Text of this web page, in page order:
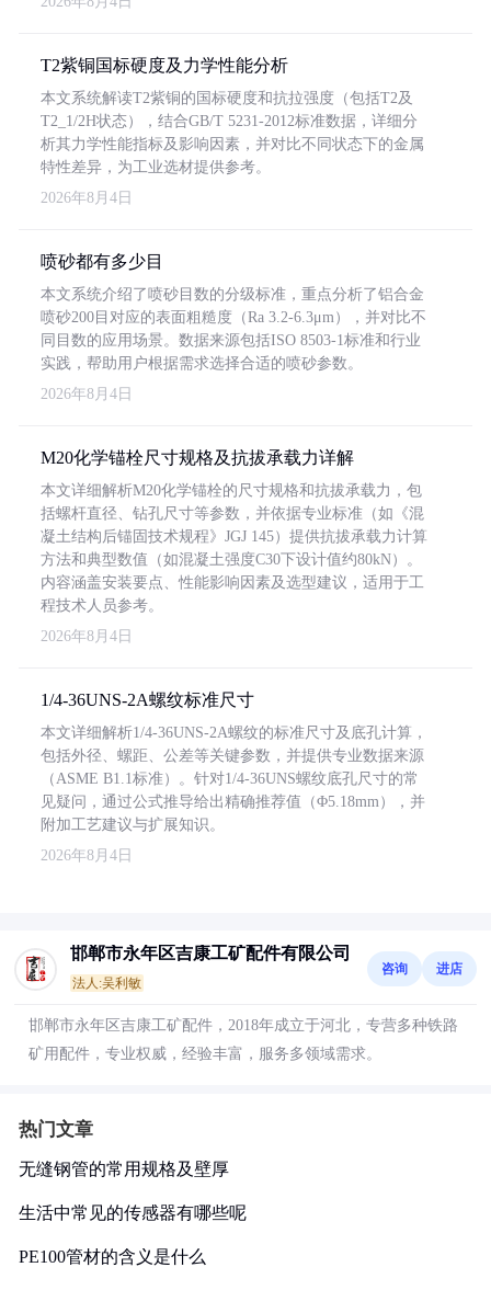
T2紫铜国标硬度及力学性能分析
本文系统解读T2紫铜的国标硬度和抗拉强度（包括T2及
T2_1/2H状态），结合GB/T 5231-2012标准数据，详细分
析其力学性能指标及影响因素，并对比不同状态下的金属
特性差异，为工业选材提供参考。
2026年8月4日
喷砂都有多少目
本文系统介绍了喷砂目数的分级标准，重点分析了铝合金
喷砂200目对应的表面粗糙度（Ra 3.2-6.3μm），并对比不
同目数的应用场景。数据来源包括ISO 8503-1标准和行业
实践，帮助用户根据需求选择合适的喷砂参数。
2026年8月4日
M20化学锚栓尺寸规格及抗拔承载力详解
本文详细解析M20化学锚栓的尺寸规格和抗拔承载力，包
括螺杆直径、钻孔尺寸等参数，并依据专业标准（如《混
凝土结构后锚固技术规程》JGJ 145）提供抗拔承载力计算
方法和典型数值（如混凝土强度C30下设计值约80kN）。
内容涵盖安装要点、性能影响因素及选型建议，适用于工
程技术人员参考。
2026年8月4日
1/4-36UNS-2A螺纹标准尺寸
本文详细解析1/4-36UNS-2A螺纹的标准尺寸及底孔计算，
包括外径、螺距、公差等关键参数，并提供专业数据来源
（ASME B1.1标准）。针对1/4-36UNS螺纹底孔尺寸的常
见疑问，通过公式推导给出精确推荐值（Φ5.18mm），并
附加工艺建议与扩展知识。
2026年8月4日
邯郸市永年区吉康工矿配件有限公司
法人:吴利敏
咨询 进店
邯郸市永年区吉康工矿配件，2018年成立于河北，专营多种铁路
矿用配件，专业权威，经验丰富，服务多领域需求。
热门文章
无缝钢管的常用规格及壁厚
生活中常见的传感器有哪些呢
PE100管材的含义是什么